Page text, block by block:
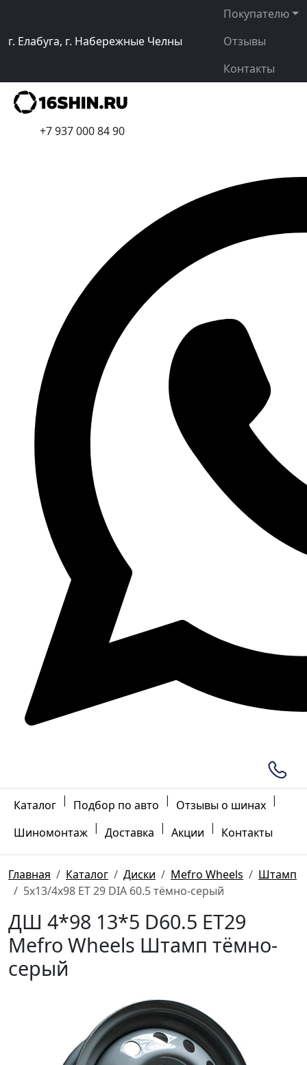
г. Елабуга, г. Набережные Челны
Покупателю
Отзывы
Контакты
+7 937 000 84 90
Каталог | Подбор по авто | Отзывы о шинах |
Шиномонтаж | Доставка | Акции | Контакты
Главная Каталог Диски Mefro Wheels
Штамп
5x13/4x98 ET 29 DIA 60.5 тёмно-серый
ДШ 4*98 13*5 D60.5 ET29
Mefro Wheels Штамп тёмно-
серый